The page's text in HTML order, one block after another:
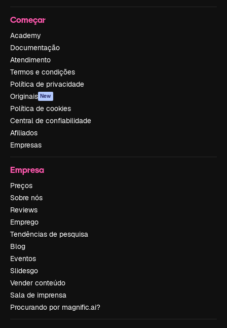
Começar
Academy
Documentação
Atendimento
Termos e condições
Política de privacidade
Originais New
Política de cookies
Central de confiabilidade
Afiliados
Empresas
Empresa
Preços
Sobre nós
Reviews
Emprego
Tendências de pesquisa
Blog
Eventos
Slidesgo
Vender conteúdo
Sala de imprensa
Procurando por magnific.ai?